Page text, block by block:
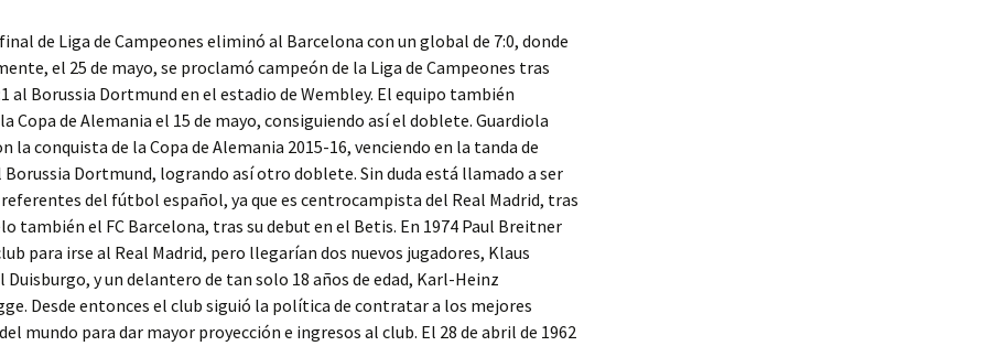
de Liga de Campeones eliminó al Barcelona con un global de 7:0, donde
el 25 de mayo, se proclamó campeón de la Liga de Campeones tras
al Borussia Dortmund en el estadio de Wembley. El equipo también
Copa de Alemania el 15 de mayo, consiguiendo así el doblete. Guardiola
la conquista de la Copa de Alemania 2015-16, venciendo en la tanda de
Dortmund, logrando así otro doblete. Sin duda está llamado a ser
del fútbol español, ya que es centrocampista del Real Madrid, tras
también el FC Barcelona, tras su debut en el Betis. En 1974 Paul Breitner
para irse al Real Madrid, pero llegarían dos nuevos jugadores, Klaus
Duisburgo, y un delantero de tan solo 18 años de edad, Karl-Heinz
Desde entonces el club siguió la política de contratar a los mejores
mundo para dar mayor proyección e ingresos al club. El 28 de abril de 1962